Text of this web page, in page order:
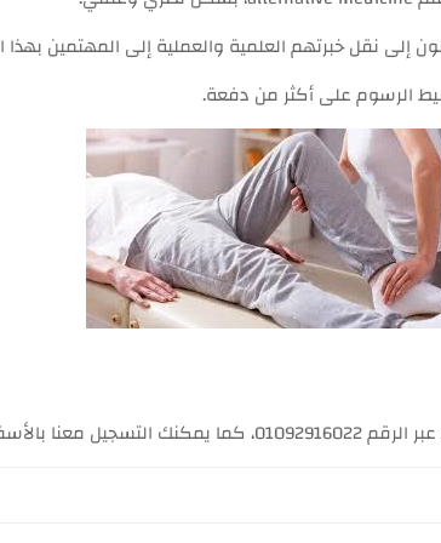
نقل خبرتهم العلمية والعملية إلى المهتمين
بك في أقرب فرصة.